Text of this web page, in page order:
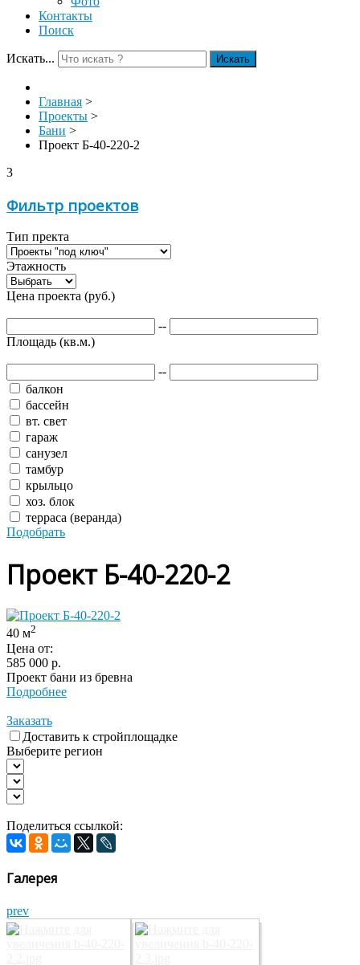
Контакты
Поиск
Искать... Искать
Главная >
Проекты >
Бани >
Проект Б-40-220-2
3
Фильтр проектов
Тип пректа
Этажность
Цена проекта (руб.)
--
Площадь (кв.м.)
--
балкон
бассейн
вт. свет
гараж
санузел
тамбур
крыльцо
хоз. блок
терраса (веранда)
Подобрать
Проект Б-40-220-2
40 м2
Цена от:
585 000 р.
Проект бани из бревна
Подробнее
Заказать
Доставить к стройплощадке
Выберите регион
Поделиться ссылкой:
Галерея
prev